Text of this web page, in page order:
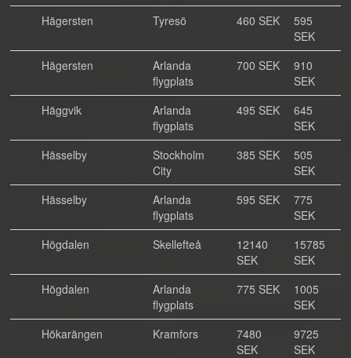
Hägersten
Tyresö 460 SEK
595
SEK
Hägersten
Arlanda
flygplats
700 SEK
910
SEK
Häggvik
Arlanda
flygplats
495 SEK
645
SEK
Hässelby
Stockholm
City
385 SEK
505
SEK
Hässelby
Arlanda
flygplats
595 SEK
775
SEK
Högdalen
Skellefteå
12140
SEK
15785
SEK
Högdalen
Arlanda
flygplats
775 SEK
1005
SEK
Hökarängen
Kramfors
7480
SEK
9725
SEK